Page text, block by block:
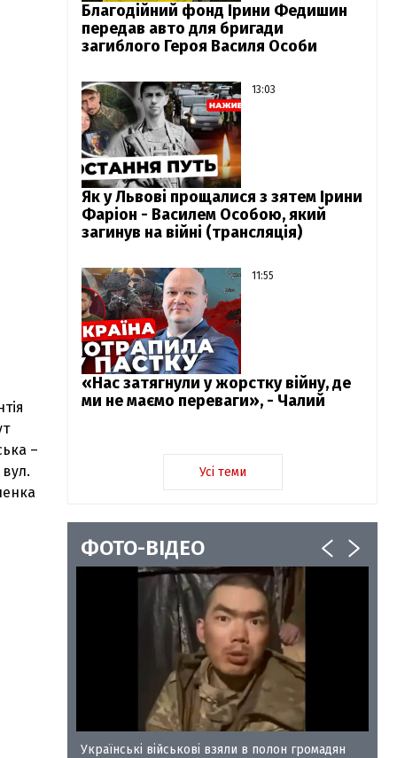
–
Благодійний фонд Ірини Федишин
передав авто для бригади
загиблого Героя Василя Особи
13:03
Як у Львові прощалися з зятем Ірини
Фаріон - Василем Особою, який
загинув на війні (трансляція)
11:55
«Нас затягнули у жорстку війну, де
ми не маємо переваги», - Чалий
Усі теми
ФОТО-ВІДЕО
Українські військові взяли в полон громадян